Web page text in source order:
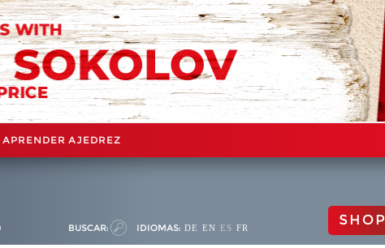
APRENDER AJEDREZ
BUSCAR: IDIOMAS: DE EN ES FR SHOP